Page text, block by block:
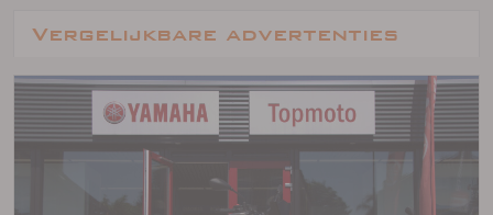
Vergelijkbare advertenties